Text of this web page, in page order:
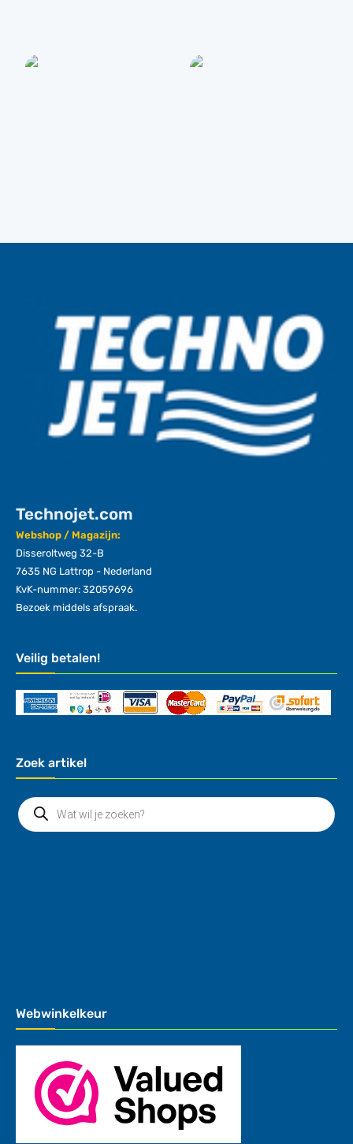
Technojet.com
Webshop / Magazijn:
Disseroltweg 32-B
7635 NG Lattrop - Nederland
KvK-nummer: 32059696
Bezoek middels afspraak.
Veilig betalen!
Zoek artikel
Webwinkelkeur